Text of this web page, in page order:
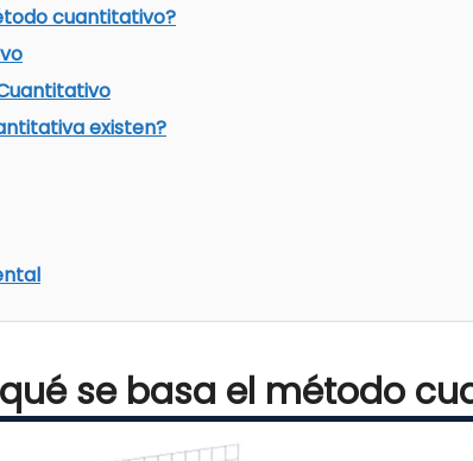
cuantitativo?
existen?
se basa el método